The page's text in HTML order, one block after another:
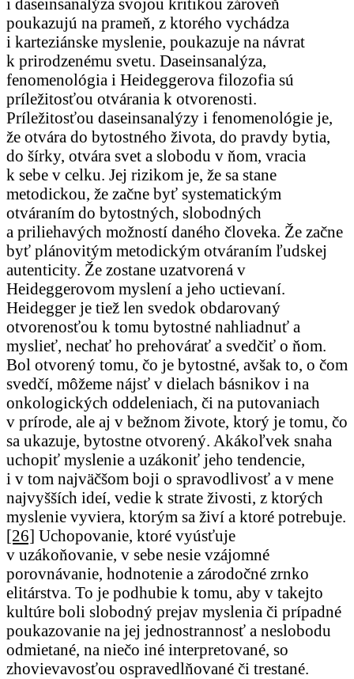
poukazujú na prameň, z ktorého vychádza
i karteziánske myslenie, poukazuje na návrat
k prirodzenému svetu. Daseinsanalýza,
fenomenológia i Heideggerova filozofia sú
príležitosťou otvárania k otvorenosti.
Príležitosťou daseinsanalýzy i fenomenológie je,
že otvára do bytostného života, do pravdy bytia,
do šírky, otvára svet a slobodu v ňom, vracia
k sebe v celku. Jej rizikom je, že sa stane
metodickou, že začne byť systematickým
otváraním do bytostných, slobodných
a priliehavých možností daného človeka. Že začne
byť plánovitým metodickým otváraním ľudskej
autenticity. Že zostane uzatvorená v
Heideggerovom myslení a jeho uctievaní.
Heidegger je tiež len svedok obdarovaný
otvorenosťou k tomu bytostné nahliadnuť a
myslieť, nechať ho prehovárať a svedčiť o ňom.
Bol otvorený tomu, čo je bytostné, avšak to, o čom
svedčí, môžeme nájsť v dielach básnikov i na
onkologických oddeleniach, či na putovaniach
v prírode, ale aj v bežnom živote, ktorý je tomu, čo
sa ukazuje, bytostne otvorený. Akákoľvek snaha
uchopiť myslenie a uzákoniť jeho tendencie,
i v tom najväčšom boji o spravodlivosť a v mene
najvyšších ideí, vedie k strate živosti, z ktorých
myslenie vyviera, ktorým sa živí a ktoré potrebuje.
[26] Uchopovanie, ktoré vyúsťuje
v uzákoňovanie, v sebe nesie vzájomné
porovnávanie, hodnotenie a zárodočné zrnko
elitárstva. To je podhubie k tomu, aby v takejto
kultúre boli slobodný prejav myslenia či prípadné
poukazovanie na jej jednostrannosť a neslobodu
odmietané, na niečo iné interpretované, so
zhovievavosťou ospravedlňované či trestané.